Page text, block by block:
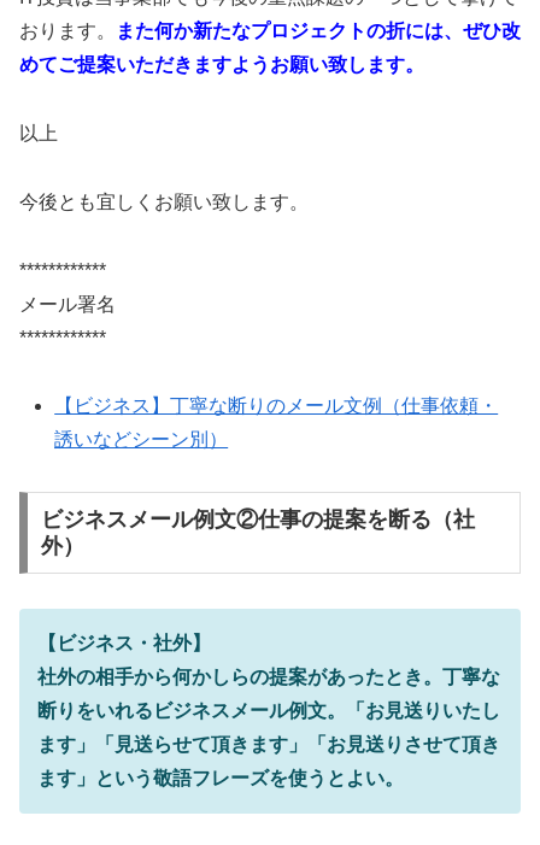
おります。
また何か新たなプロジェクトの折には、ぜひ改
めてご提案いただきますようお願い致します。
以上
今後とも宜しくお願い致します。
************
メール署名
************
【ビジネス】丁寧な断りのメール文例（仕事依頼・
誘いなどシーン別）
ビジネスメール例文②仕事の提案を断る（社
外）
【ビジネス・社外】
社外の相手から何かしらの提案があったとき。丁寧な
断りをいれるビジネスメール例文。「お見送りいたし
ます」「見送らせて頂きます」「お見送りさせて頂き
ます」という敬語フレーズを使うとよい。